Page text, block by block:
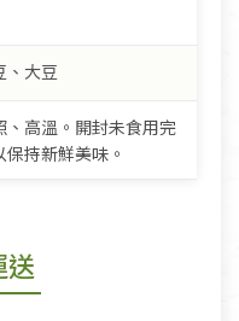
、大豆
高溫。開封未食用完
持新鮮美味。
送